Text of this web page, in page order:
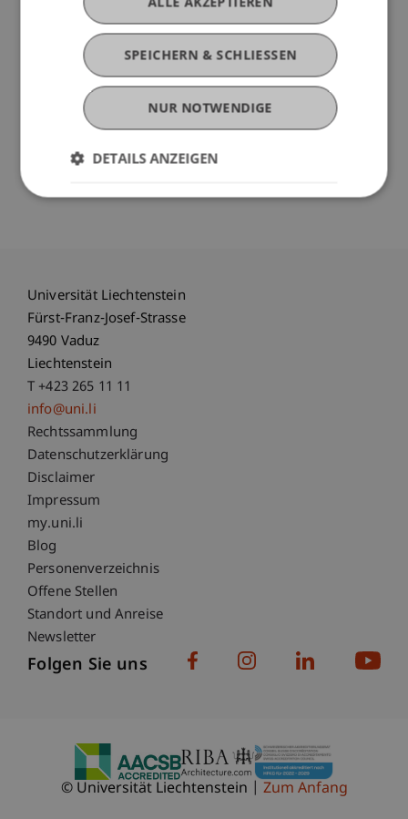
Dieser Kurs richtet sich an Programmierneulinge
und an alle, die ein tieferes Verständnis für Smart
Contracts gewinnen möchten. Er bietet eine
freundliche, interaktive Lernumgebung, in der die
Teilnehmer ermutigt werden, Fragen zu stellen
und gemeinsam zu lernen. Jeder der drei Abende
beinhaltet theoretische Erklärungen, praktische
Universität Liechtenstein
Fürst-Franz-Josef-Strasse
9490 Vaduz
Liechtenstein
T +423 265 11 11
info@uni.li
Fußzeile Rechtliche Hinweise
Rechtssammlung
Datenschutzerklärung
Disclaimer
Impressum
Fußzeile Subdomain-Verzeichnis
my.uni.li
Blog
Personenverzeichnis
Offene Stellen
Standort und Anreise
Newsletter
Folgen Sie uns
© Universität Liechtenstein Zum Anfang
SPEICHERN & SCHLIESSEN
NUR NOTWENDIGE
DETAILS ANZEIGEN